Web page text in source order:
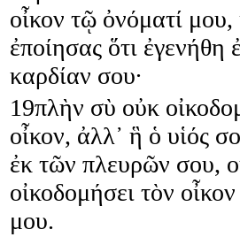
οἶκον τῷ ὀνόματί μου,
ἐποίησας ὅτι ἐγενήθη
καρδίαν σου·
19πλὴν σὺ οὐκ
οἶκον, ἀλλ᾿ ἣ ὁ υἱός
ἐκ τῶν πλευρῶν σου,
οἰκοδομήσει τὸν οἶκον
μου.